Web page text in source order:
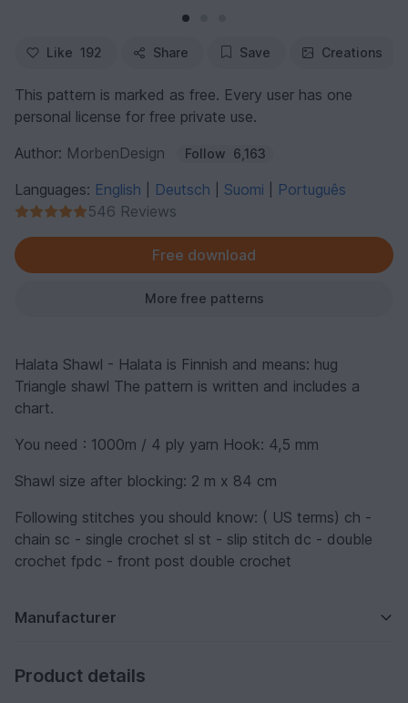
Like 192 Share Save Creations
This pattern is marked as free. Every user has one
personal license for free private use.
Author: MorbenDesign Follow 6,163
Languages: English Deutsch Suomi
Português
546 Reviews
Free download
More free patterns
Halata Shawl - Halata is Finnish and means: hug
Triangle shawl The pattern is written and includes a
chart.
You need : 1000m / 4 ply yarn Hook: 4,5 mm
Shawl size after blocking: 2 m x 84 cm
Following stitches you should know: ( US terms) ch -
chain sc - single crochet sl st - slip stitch dc - double
crochet fpdc - front post double crochet
Manufacturer
Product details